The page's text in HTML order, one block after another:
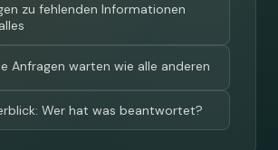
zu fehlenden Informationen
Anfragen warten wie alle anderen
Wer hat was beantwortet?